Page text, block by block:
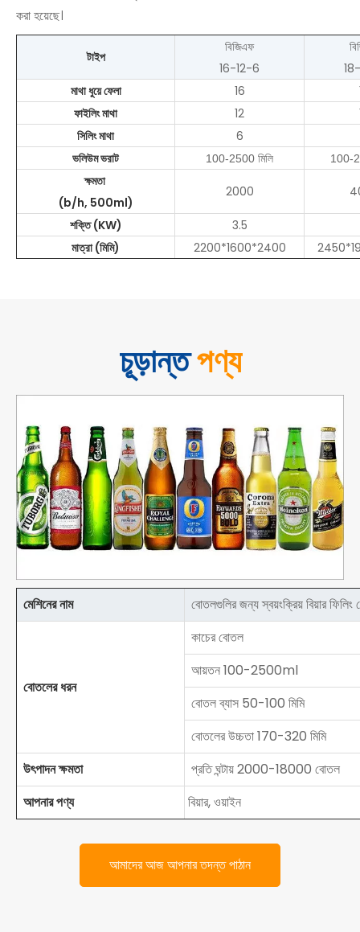
করা হয়েছে।
টাইপ
বিজিএফ
16-12-6
মাথা ধুয়ে ফেলা
16
ফাইলিং মাথা
12
সিলিং মাথা
6
ভলিউম ভরাট
100-2500 মিলি 100-
ক্ষমতা
(b/h, 500ml)
2000
শক্তি (KW)
3.5
মাত্রা (মিমি)
2200*1600*2400
চূড়ান্তপণ্য
মেশিনের নাম বোতলগুলির জন্য স্বয়ংক্রিয় বিয়ার ফিলিং
বোতলের ধরন
কাচের বোতল
আয়তন 100-2500ml
বোতল ব্যাস 50-100 মিমি
বোতলের উচ্চতা 170-320 মিমি
উৎপাদন ক্ষমতা
প্রতি ঘন্টায় 2000-18000 বোতল
আপনার পণ্য
বিয়ার, ওয়াইন
আমাদের আজ আপনার তদন্ত পাঠান